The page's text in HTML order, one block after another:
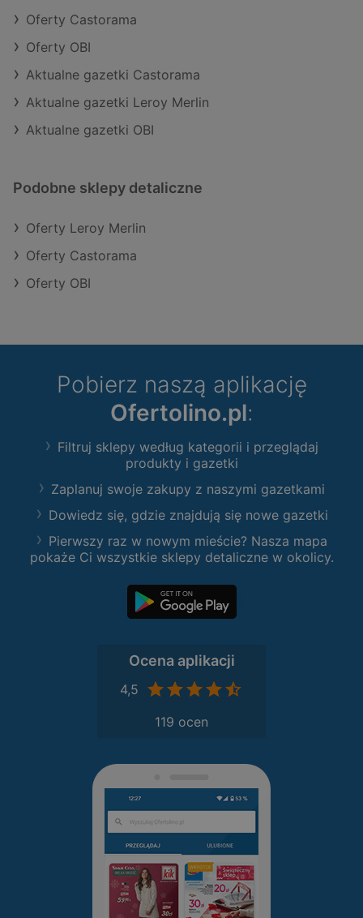
Oferty Castorama
Oferty OBI
Aktualne gazetki Castorama
Aktualne gazetki Leroy Merlin
Aktualne gazetki OBI
Podobne sklepy detaliczne
Oferty Leroy Merlin
Oferty Castorama
Oferty OBI
Pobierz naszą aplikację
Ofertolino.pl:
Filtruj sklepy według kategorii i przeglądaj
produkty i gazetki
Zaplanuj swoje zakupy z naszymi gazetkami
Dowiedz się, gdzie znajdują się nowe gazetki
Pierwszy raz w nowym mieście? Nasza mapa
pokaże Ci wszystkie sklepy detaliczne w okolicy.
Ocena aplikacji
4,5
119 ocen